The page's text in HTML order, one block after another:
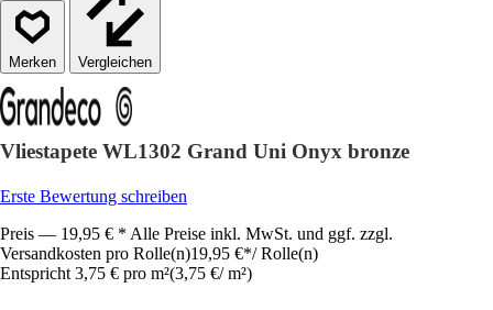
Vergleichen
Vliestapete WL1302 Grand Uni Onyx bronze
Erste Bewertung schreiben
Preis — 19,95 € * Alle Preise inkl. MwSt. und ggf. zzgl.
Versandkosten pro Rolle(n)19,95 €*/ Rolle(n)
Entspricht 3,75 € pro m²(3,75 €/ m²)